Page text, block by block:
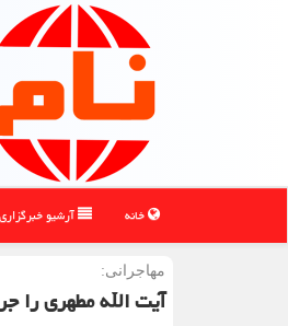
خانه آرشیو
مهاجرانی:
آیت الله مطهری را